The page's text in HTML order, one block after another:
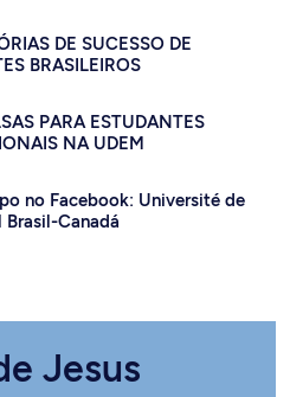
DE SUCESSO DE
BRASILEIROS
PARA ESTUDANTES
NA UDEM
no Facebook: Université de
Brasil-Canadá
Jesus